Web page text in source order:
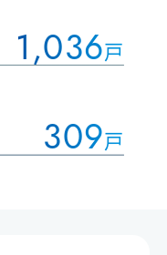
1,036戸
309戸